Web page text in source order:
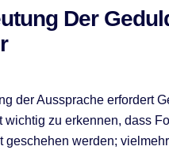
Der
der Aussprache erfordert
wichtig zu erkennen, dass
geschehen werden;